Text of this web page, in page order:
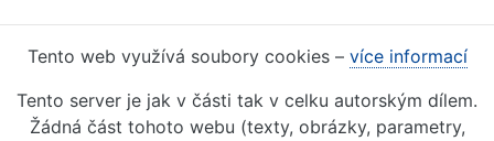
Tento web využívá soubory cookies – více informací
Tento server je jak v části tak v celku autorským dílem.
Žádná část tohoto webu (texty, obrázky, parametry,